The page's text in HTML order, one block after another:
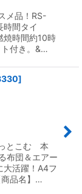
メ品！RS-
間タイ
焼時間約10時
ト付き。&…
]
とこむ 本
団＆エアー
大活躍！A4フ
商品名】…